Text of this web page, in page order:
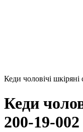
Кеди чоловічі
Кеди
200-19-002